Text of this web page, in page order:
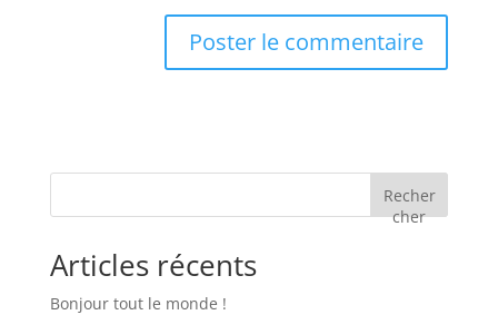
Recher
cher
Articles récents
Bonjour tout le monde !